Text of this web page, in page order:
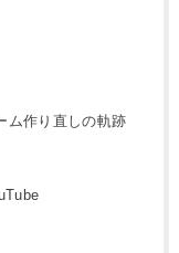
ム作り直しの軌跡